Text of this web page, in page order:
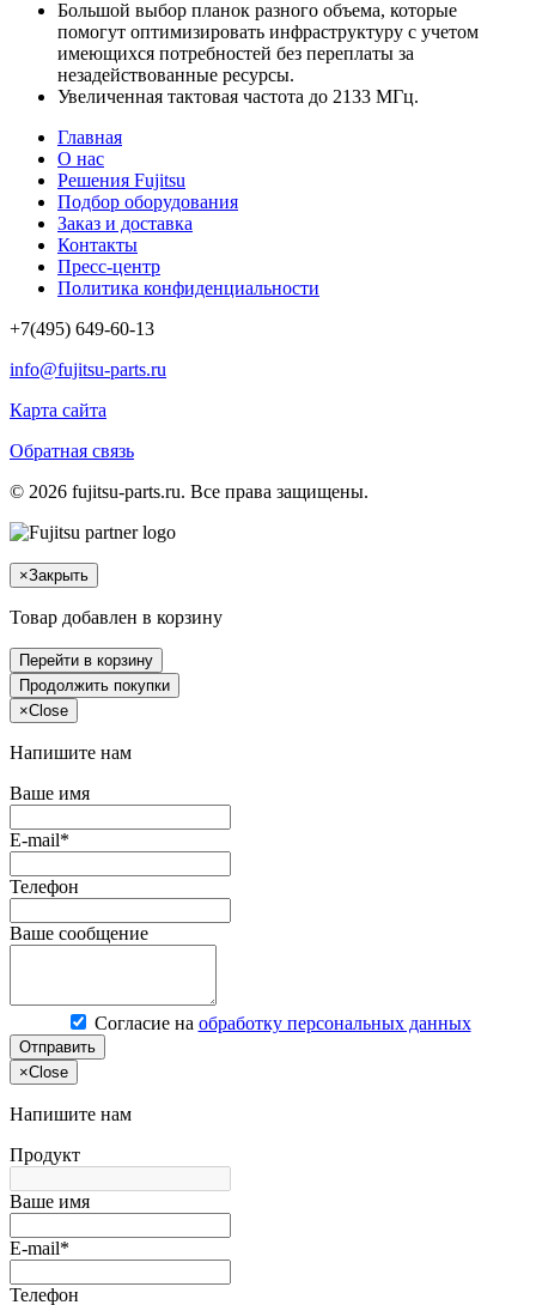
Большой выбор планок разного объема, которые
помогут оптимизировать инфраструктуру с учетом
имеющихся потребностей без переплаты за
незадействованные ресурсы.
Увеличенная тактовая частота до 2133 МГц.
Главная
О нас
Решения Fujitsu
Подбор оборудования
Заказ и доставка
Контакты
Пресс-центр
Политика конфиденциальности
+7(495) 649-60-13
info@fujitsu-parts.ru
Карта сайта
Обратная связь
© 2026 fujitsu-parts.ru. Все права защищены.
×Закрыть
Товар добавлен в корзину
Перейти в корзину
Продолжить покупки
×Close
Напишите нам
Ваше имя
E-mail*
Телефон
Ваше сообщение
Согласие на обработку персональных данных
Отправить
×Close
Напишите нам
Продукт
Ваше имя
E-mail*
Телефон